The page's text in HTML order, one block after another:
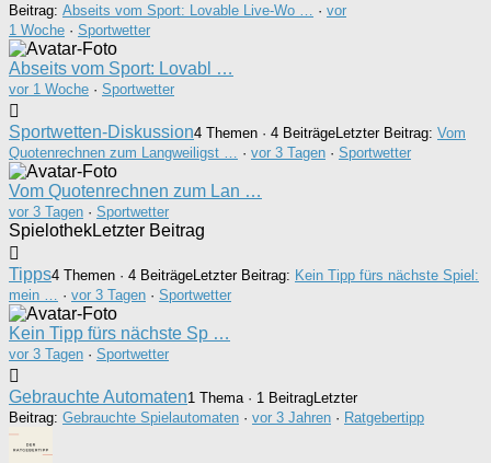
Beitrag: Abseits vom Sport: Lovable Live-Wo … · vor
1 Woche · Sportwetter
Abseits vom Sport: Lovabl …
vor 1 Woche · Sportwetter
Sportwetten-Diskussion4 Themen · 4 BeiträgeLetzter Beitrag: Vom
Quotenrechnen zum Langweiligst …
· vor 3 Tagen · Sportwetter
Vom Quotenrechnen zum Lan …
vor 3 Tagen · Sportwetter
SpielothekLetzter Beitrag
Tipps4 Themen · 4 BeiträgeLetzter Beitrag: Kein Tipp fürs nächste Spiel:
mein …
· vor 3 Tagen · Sportwetter
Kein Tipp fürs nächste Sp …
vor 3 Tagen · Sportwetter
Gebrauchte Automaten1 Thema · 1 BeitragLetzter
Beitrag: Gebrauchte Spielautomaten · vor 3 Jahren · Ratgebertipp